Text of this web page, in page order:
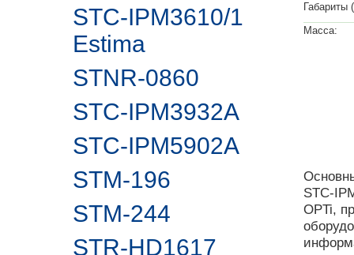
STC-IPM3610/1
Estima
STNR-0860
STC-IPM3932A
STC-IPM5902А
STM-196
STM-244
STR-HD1617
Габариты
Масса:
STC-
OPTi,